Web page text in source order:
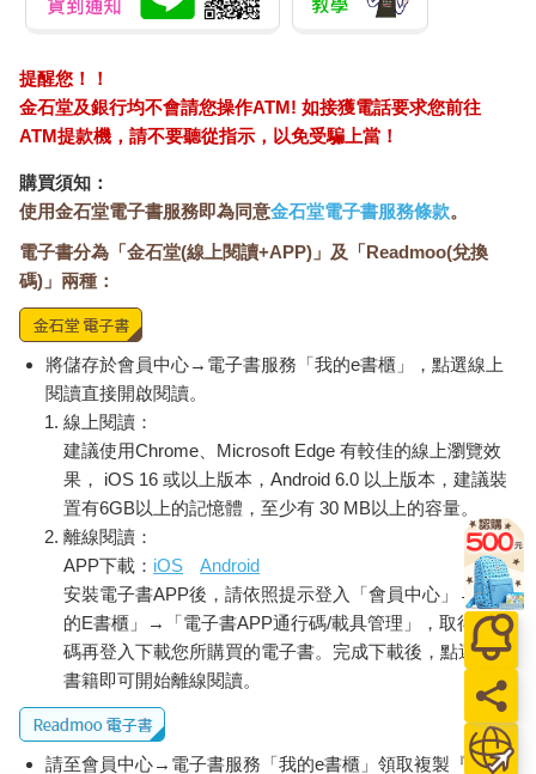
提醒您！！
金石堂及銀行均不會請您操作ATM! 如接獲電話要求您前往
ATM提款機，請不要聽從指示，以免受騙上當！
購買須知：
使用金石堂電子書服務即為同意金石堂電子書服務條款。
電子書分為「金石堂(線上閱讀+APP)」及「Readmoo(兌換
碼)」兩種：
將儲存於會員中心→電子書服務「我的e書櫃」，點選線上
閱讀直接開啟閱讀。
線上閱讀：
建議使用Chrome、Microsoft Edge 有較佳的線上瀏覽效
果， iOS 16 或以上版本，Android 6.0 以上版本，建議裝
置有6GB以上的記憶體，至少有 30 MB以上的容量。
離線閱讀：
APP下載： iOS
Android
安裝電子書APP後，請依照提示登入「會員中心」→「我
的E書櫃」→「電子書APP通行碼/載具管理」，取得通行
碼再登入下載您所購買的電子書。完成下載後，點選任一
書籍即可開始離線閱讀。
請至會員中心→電子書服務「我的e書櫃」領取複製『兌換